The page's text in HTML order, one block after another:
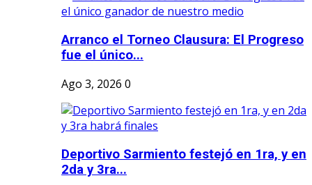
Arranco el Torneo Clausura: El Progreso
fue el único...
Ago 3, 2026 0
Deportivo Sarmiento festejó en 1ra, y en
2da y 3ra...